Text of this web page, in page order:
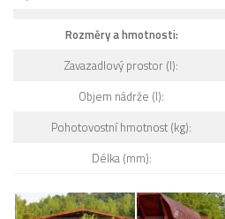
Rozměry a hmotnosti:
Zavazadlový prostor (l):
Objem nádrže (l):
Pohotovostní hmotnost (kg):
Délka (mm):